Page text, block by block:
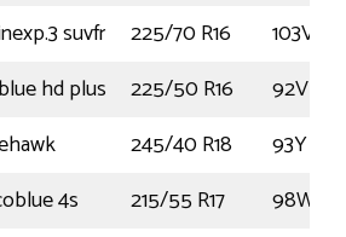
suvfr 225/70 R16
103V
hd plus 225/50 R16
92V
245/40 R18
93Y
4s 215/55 R17
98W